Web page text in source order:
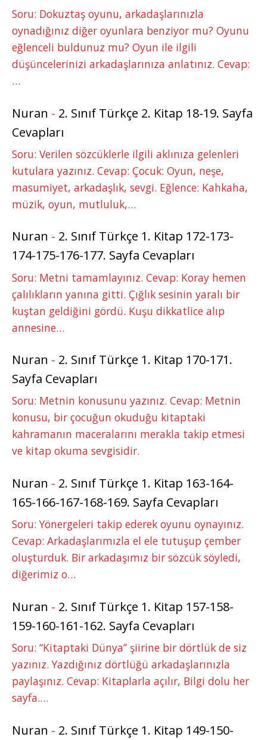
Soru: Dokuztaş oyunu, arkadaşlarınızla
oynadığınız diğer oyunlara benziyor mu? Oyunu
eğlenceli buldunuz mu? Oyun ile ilgili
düşüncelerinizi arkadaşlarınıza anlatınız. Cevap:
…
Nuran - 2. Sınıf Türkçe 2. Kitap 18-19. Sayfa
Cevapları
Soru: Verilen sözcüklerle ilgili aklınıza gelenleri
kutulara yazınız. Cevap: Çocuk: Oyun, neşe,
masumiyet, arkadaşlık, sevgi. Eğlence: Kahkaha,
müzik, oyun, mutluluk,…
Nuran - 2. Sınıf Türkçe 1. Kitap 172-173-
174-175-176-177. Sayfa Cevapları
Soru: Metni tamamlayınız. Cevap: Koray hemen
çalılıkların yanına gitti. Çığlık sesinin yaralı bir
kuştan geldiğini gördü. Kuşu dikkatlice alıp
annesine…
Nuran - 2. Sınıf Türkçe 1. Kitap 170-171.
Sayfa Cevapları
Soru: Metnin konusunu yazınız. Cevap: Metnin
konusu, bir çocuğun okuduğu kitaptaki
kahramanın maceralarını merakla takip etmesi
ve kitap okuma sevgisidir.
Nuran - 2. Sınıf Türkçe 1. Kitap 163-164-
165-166-167-168-169. Sayfa Cevapları
Soru: Yönergeleri takip ederek oyunu oynayınız.
Cevap: Arkadaşlarımızla el ele tutuşup çember
oluşturduk. Bir arkadaşımız bir sözcük söyledi,
diğerimiz o…
Nuran - 2. Sınıf Türkçe 1. Kitap 157-158-
159-160-161-162. Sayfa Cevapları
Soru: “Kitaptaki Dünya” şiirine bir dörtlük de siz
yazınız. Yazdığınız dörtlüğü arkadaşlarınızla
paylaşınız. Cevap: Kitaplarla açılır, Bilgi dolu her
sayfa.…
Nuran - 2. Sınıf Türkçe 1. Kitap 149-150-